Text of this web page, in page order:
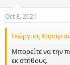
n
s
Oct 8, 2021
Γεώργιος
Μπορείτε να την
εκ στήθους.